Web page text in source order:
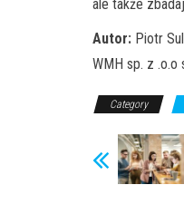
ale także
Autor: Piotr
WMH sp. z .o.o
Category